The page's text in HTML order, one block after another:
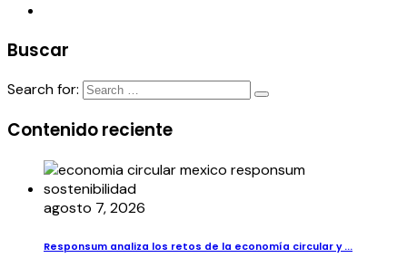
Buscar
Search for:
Contenido reciente
agosto 7, 2026
Responsum analiza los retos de la economía circular y ...